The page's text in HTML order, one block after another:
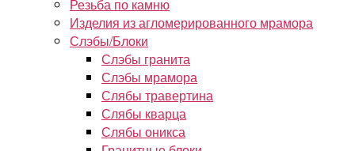
Резьба по камню
Изделия из агломерированного мрамора
Слэбы/Блоки
Слэбы гранита
Слэбы мрамора
Слябы травертина
Слябы кварца
Слябы оникса